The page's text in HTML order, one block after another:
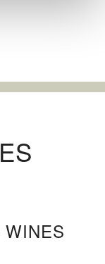
WINES